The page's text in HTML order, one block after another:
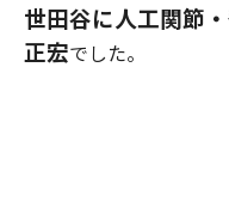
世田谷に人工関節・
正宏でした。